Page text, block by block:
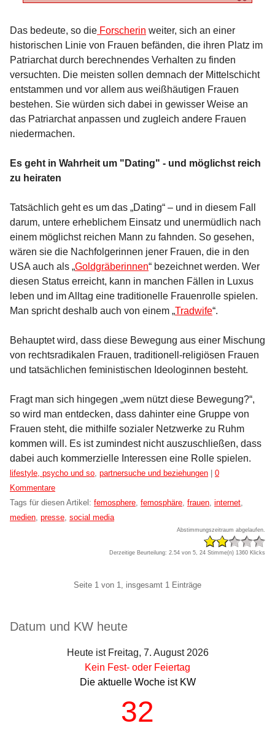
Das bedeute, so die Forscherin weiter, sich an einer
historischen Linie von Frauen befänden, die ihren Platz im
Patriarchat durch berechnendes Verhalten zu finden
versuchten. Die meisten sollen demnach der Mittelschicht
entstammen und vor allem aus weißhäutigen Frauen
bestehen. Sie würden sich dabei in gewisser Weise an
das Patriarchat anpassen und zugleich andere Frauen
niedermachen.
Es geht in Wahrheit um "Dating" - und möglichst reich
zu heiraten
Tatsächlich geht es um das „Dating“ – und in diesem Fall
darum, untere erheblichem Einsatz und unermüdlich nach
einem möglichst reichen Mann zu fahnden. So gesehen,
wären sie die Nachfolgerinnen jener Frauen, die in den
USA auch als „Goldgräberinnen“ bezeichnet werden. Wer
diesen Status erreicht, kann in manchen Fällen in Luxus
leben und im Alltag eine traditionelle Frauenrolle spielen.
Man spricht deshalb auch von einem „Tradwife“.
Behauptet wird, dass diese Bewegung aus einer Mischung
von rechtsradikalen Frauen, traditionell-religiösen Frauen
und tatsächlichen feministischen Ideologinnen besteht.
Fragt man sich hingegen „wem nützt diese Bewegung?“,
so wird man entdecken, dass dahinter eine Gruppe von
Frauen steht, die mithilfe sozialer Netzwerke zu Ruhm
kommen will. Es ist zumindest nicht auszuschließen, dass
dabei auch kommerzielle Interessen eine Rolle spielen.
Kategorien:
lifestyle, psycho und so partnersuche und beziehungen | 0
Kommentare
Tags für diesen Artikel: femosphere femosphäre frauen internet
medien presse social media
Abstimmungszeitraum abgelaufen.
Derzeitige Beurteilung: 2.54 von 5, 24 Stimme(n) 1360 Klicks
Seite 1 von 1, insgesamt 1 Einträge
Seitenleiste
Datum und KW heute
Heute ist Freitag, 7. August 2026
Kein Fest- oder Feiertag
Die aktuelle Woche ist KW
32